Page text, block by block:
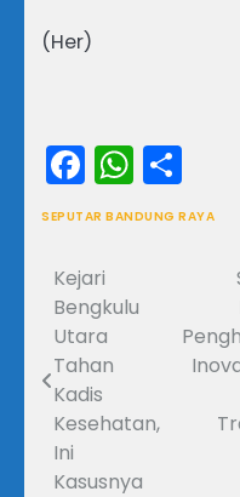
(Her)
SEPUTAR BANDUNG RAYA
Navigasi
pos
Kejari
Bengkulu
Utara
Tahan
Kadis
Kesehatan,
Ini
Kasusnya